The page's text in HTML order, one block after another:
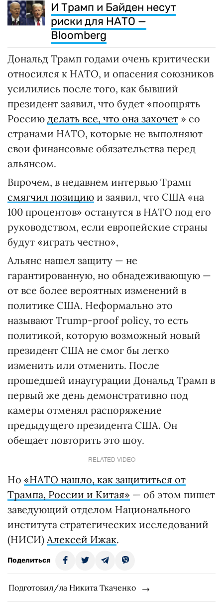
И Трамп и Байден несут
риски для НАТО —
Bloomberg
Дональд Трамп годами очень критически
относился к НАТО, и опасения союзников
усилились после того, как бывший
президент заявил, что будет «поощрять
Россию делать все, что она захочет » со
странами НАТО, которые не выполняют
свои финансовые обязательства перед
альянсом.
Впрочем, в недавнем интервью Трамп
смягчил позицию и заявил, что США «на
100 процентов» останутся в НАТО под его
руководством, если европейские страны
будут «играть честно»,
Альянс нашел защиту — не
гарантированную, но обнадеживающую —
от все более вероятных изменений в
политике США. Неформально это
называют Trump-proof policy, то есть
политикой, которую возможный новый
президент США не смог бы легко
изменить или отменить. После
прошедшей инаугурации Дональд Трамп в
первый же день демонстративно под
камеры отменял распоряжение
предыдущего президента США. Он
обещает повторить это шоу.
RELATED VIDEO
Но «НАТО нашло, как защититься от
Трампа, России и Китая» — об этом пишет
заведующий отделом Национального
института стратегических исследований
(НИСИ) Алексей Ижак.
Поделиться
Подготовил/ла Никита Ткаченко